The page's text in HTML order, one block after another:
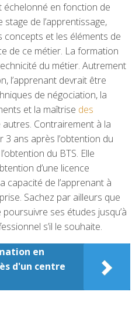
échelonné en fonction de
stage de l’apprentissage,
concepts et les éléments de
de ce métier. La formation
du métier. Autrement
l’apprenant devrait être
de négociation, la
et la maîtrise des
autres. Contrairement à la
3 ans après l’obtention du
du BTS. Elle
d’une licence
capacité de l’apprenant à
Sachez par ailleurs que
ses études jusqu’à
s’il le souhaite.
en
d'un centre